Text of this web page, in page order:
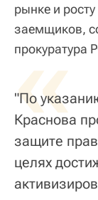
рынке и
заемщиков,
прокуратура
«
"По
Краснова
защите
целях